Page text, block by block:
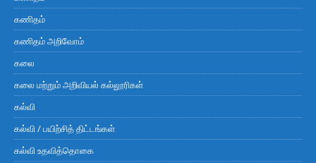
கணிதம்
கணிதம் அறிவோம்
கலை
கலை மற்றும் அறிவியல் கல்லூரிகள்
கல்வி
கல்வி / பயிற்சித் திட்டங்கள்
கல்வி உதவித்தொகை